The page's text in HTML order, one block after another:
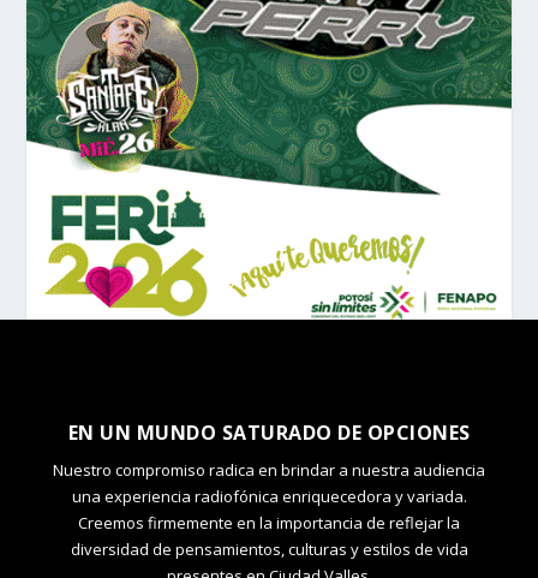
EN UN MUNDO SATURADO DE OPCIONES
Nuestro compromiso radica en brindar a nuestra audiencia
una experiencia radiofónica enriquecedora y variada.
Creemos firmemente en la importancia de reflejar la
diversidad de pensamientos, culturas y estilos de vida